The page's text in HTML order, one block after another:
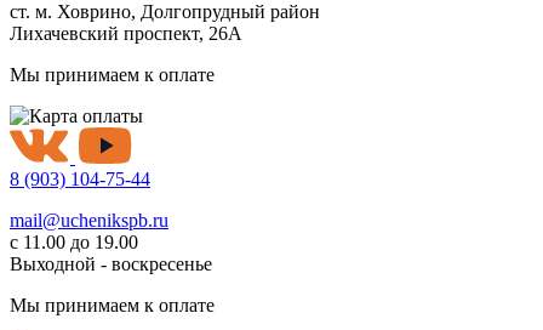
ст. м. Ховрино, Долгопрудный район
Лихачевский проспект, 26А
Мы принимаем к оплате
8 (903) 104-75-44
mail@uchenikspb.ru
с 11.00 до 19.00
Выходной - воскресенье
Мы принимаем к оплате